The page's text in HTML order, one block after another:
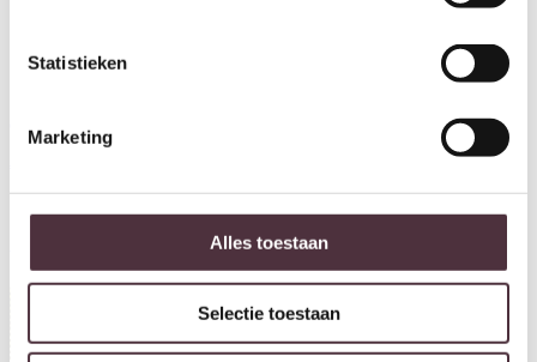
Statistieken
Marketing
Alles toestaan
Selectie toestaan
170x45x80 cm
wandkast Remi mangohout
Aanbieding!